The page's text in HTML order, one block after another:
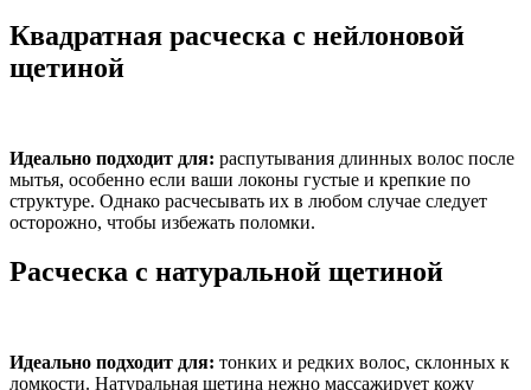
Квадратная расческа с нейлоновой
щетиной
Идеально подходит для: распутывания длинных волос после
мытья, особенно если ваши локоны густые и крепкие по
структуре. Однако расчесывать их в любом случае следует
осторожно, чтобы избежать поломки.
Расческа с натуральной щетиной
Идеально подходит для: тонких и редких волос, склонных к
ломкости. Натуральная щетина нежно массажирует кожу